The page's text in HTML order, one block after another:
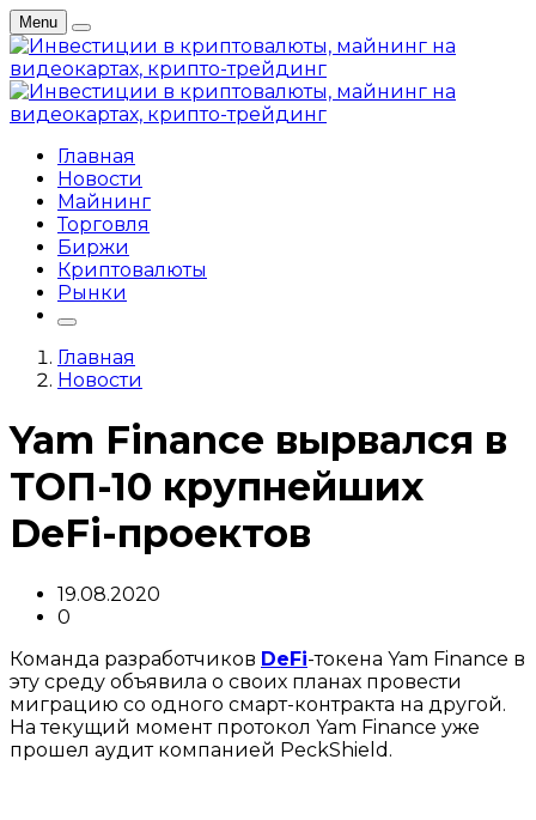
Menu
Главная
Новости
Майнинг
Торговля
Биржи
Криптовалюты
Рынки
Главная
Новости
Yam Finance вырвался в
ТОП-10 крупнейших
DeFi-проектов
19.08.2020
0
Команда разработчиков DeFi-токена Yam Finance в
эту среду объявила о своих планах провести
миграцию со одного смарт-контракта на другой.
На текущий момент протокол Yam Finance уже
прошел аудит компанией PeckShield.